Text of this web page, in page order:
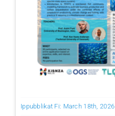
Ippubblikat Fi: March 18th, 2026